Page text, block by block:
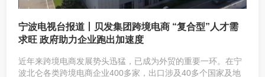
公益活动
贝发讲堂
环境责任
媒体联系
人才招聘
宁波电视台报道丨贝发集团跨境电商 “复合型”人才需
求旺 政府助力企业跑出加速度
近年来跨境电商发展势头迅猛，已成为外贸的重要一环。在宁
波北仑各类跨境电商企业400多家，出口涉及40多个国家及地